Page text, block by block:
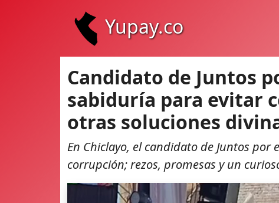
Yupay.co
Candidato de Juntos
sabiduría para evitar
otras soluciones
En Chiclayo, el candidato de Juntos
corrupción; rezos, promesas y un